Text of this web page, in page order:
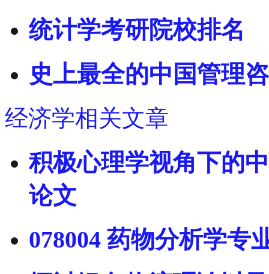
统计学考研院校排名
史上最全的中国管理
经济学相关文章
积极心理学视角下的
论文
078004 药物分析学专